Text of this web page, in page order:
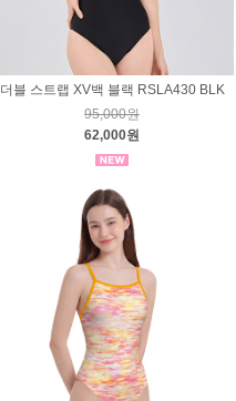
더블 스트랩 XV백 블랙 RSLA430 BLK
95,000원
62,000원